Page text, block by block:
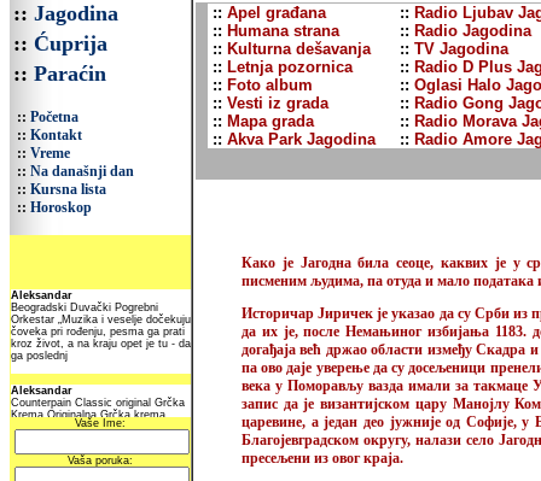
:: Jagodina
:: Ćuprija
:: Paraćin
:: Početna
:: Kontakt
:: Vreme
:: Na današnji dan
:: Kursna lista
:: Horoskop
:: Apel građana :: Radio Ljubav
:: Humana strana :: Radio Jagodina
:: Kulturna dešavanja :: TV Jagodina
:: Letnja pozornica :: Radio D Plus
:: Foto album :: Oglasi Halo
:: Vesti iz grada :: Radio Gong
:: Mapa grada :: Radio Morava
:: Akva Park Jagodina :: Radio Amore
Како је Јагодна била сеоце, каквих је у
писменим људима, па отуда и мало података
Историчар Јиричек је указао да су Срби из
да их је, после Немањиног избијања 1183.
догађаја већ држао области између Скадра
па ово даје уверење да су досељеници
века у Поморављу вазда имали за такмаце
запис да је византијском цару Манојлу
царевине, а један део јужније од Софије,
Благојевградском округу, налази село
пресељени из овог краја.